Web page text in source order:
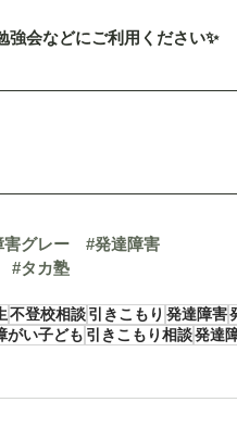
強会などにご利用ください✨
害グレー
#発達障害
#タカ塾
不登校相談引きこもり 発達障害
がい子ども 引きこもり相談発達